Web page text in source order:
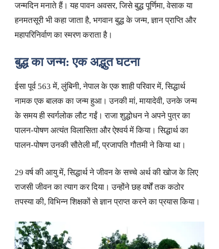
जन्मदिन मनाते हैं। यह पावन अवसर, जिसे बुद्ध पूर्णिमा, वेसाक या
हनमतसूरी भी कहा जाता है, भगवान बुद्ध के जन्म, ज्ञान प्राप्ति और
महापरिनिर्वाण का स्मरण कराता है।
बुद्ध का जन्म: एक अद्भुत घटना
ईसा पूर्व 563 में, लुंबिनी, नेपाल के एक शाही परिवार में, सिद्धार्थ
नामक एक बालक का जन्म हुआ। उनकी मां, मायादेवी, उनके जन्म
के समय ही स्वर्गलोक लौट गईं। राजा शुद्धोधन ने अपने पुत्र का
पालन-पोषण अत्यंत विलासिता और ऐश्वर्य में किया। सिद्धार्थ का
पालन-पोषण उनकी सौतेली माँ, प्रजापति गौतमी ने किया था।
29 वर्ष की आयु में, सिद्धार्थ ने जीवन के सच्चे अर्थ की खोज के लिए
राजसी जीवन का त्याग कर दिया। उन्होंने छह वर्षों तक कठोर
तपस्या की, विभिन्न शिक्षकों से ज्ञान प्राप्त करने का प्रयास किया।